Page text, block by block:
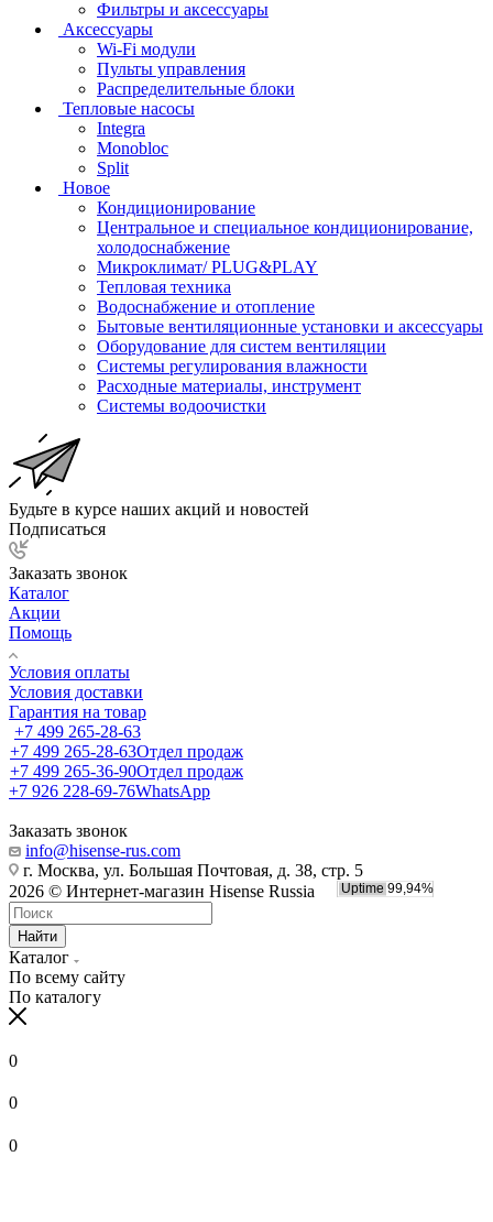
Фильтры и аксессуары
Аксессуары
Wi-Fi модули
Пульты управления
Распределительные блоки
Тепловые насосы
Integra
Monobloc
Split
Новое
Кондиционирование
Центральное и специальное кондиционирование,
холодоснабжение
Микроклимат/ PLUG&PLAY
Тепловая техника
Водоснабжение и отопление
Бытовые вентиляционные установки и аксессуары
Оборудование для систем вентиляции
Системы регулирования влажности
Расходные материалы, инструмент
Системы водоочистки
Будьте в курсе наших акций и новостей
Подписаться
Заказать звонок
Каталог
Акции
Помощь
Условия оплаты
Условия доставки
Гарантия на товар
+7 499 265-28-63
+7 499 265-28-63Отдел продаж
+7 499 265-36-90Отдел продаж
+7 926 228-69-76WhatsApp
Заказать звонок
info@hisense-rus.com
г. Москва, ул. Большая Почтовая, д. 38, стр. 5
2026 © Интернет-магазин Hisense Russia
Найти
Каталог
По всему сайту
По каталогу
0
0
0